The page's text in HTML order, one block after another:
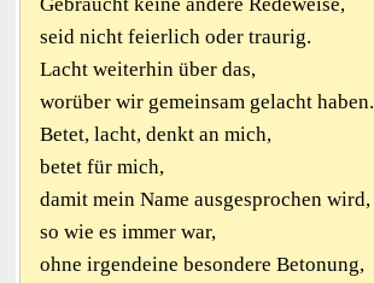
seid nicht feierlich oder traurig.
Lacht weiterhin über das,
worüber wir gemeinsam gelacht haben.
Betet, lacht, denkt an mich,
betet für mich,
damit mein Name ausgesprochen wird,
so wie es immer war,
ohne irgendeine besondere Betonung,